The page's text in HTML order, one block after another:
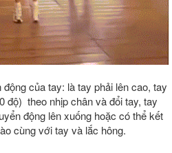
của tay: là tay phải lên cao, tay
độ) theo nhịp chân và đổi tay, tay
động lên xuống hoặc có thể kết
cùng với tay và lắc hông.